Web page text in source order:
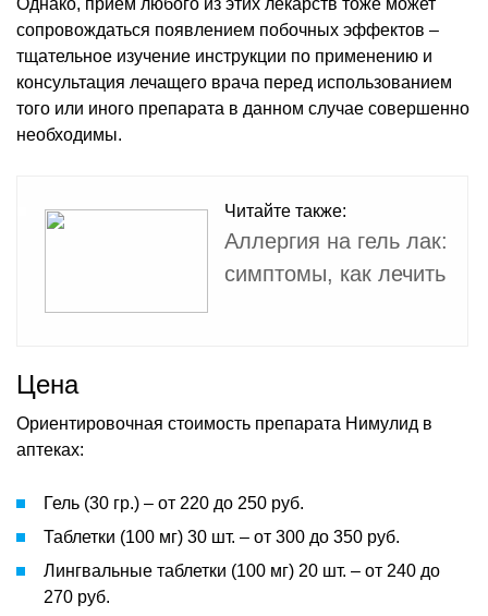
сопровождаться появлением побочных эффектов –
тщательное изучение инструкции по применению и
консультация лечащего врача перед использованием
того или иного препарата в данном случае совершенно
необходимы.
Читайте также:
Аллергия на гель лак:
симптомы, как лечить
Цена
Ориентировочная стоимость препарата Нимулид в
аптеках:
Гель (30 гр.) – от 220 до 250 руб.
Таблетки (100 мг) 30 шт. – от 300 до 350 руб.
Лингвальные таблетки (100 мг) 20 шт. – от 240 до
270 руб.